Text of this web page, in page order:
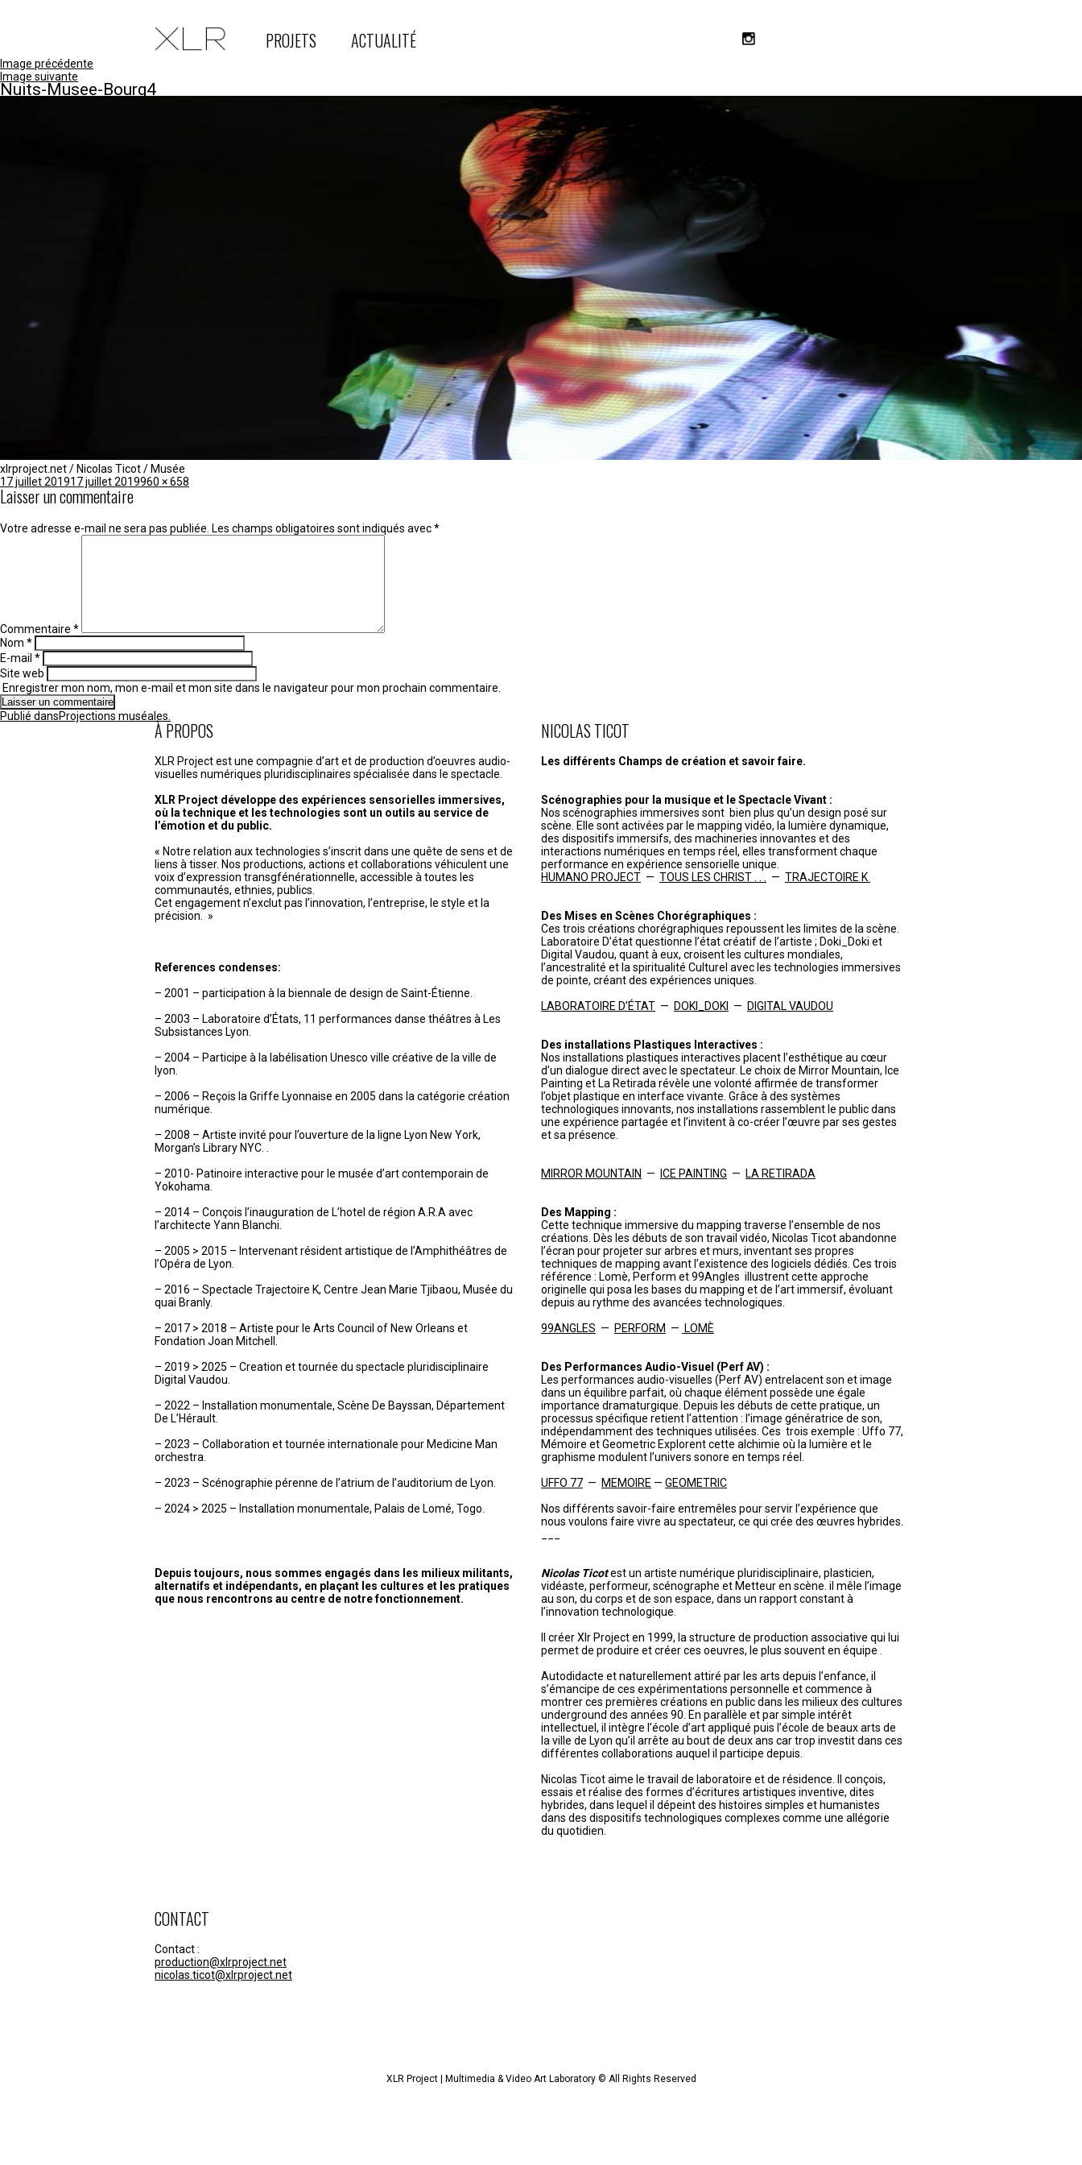
PROJETS ACTUALITÉ
Image précédente
Image suivante
Nuits-Musee-Bourg4
xlrproject.net / Nicolas Ticot / Musée
Publié
le
17 juillet 201917 juillet 2019Taille
960 × 658
Laisser un commentaire
Votre adresse e-mail ne sera pas publiée. Les champs obligatoires sont indiqués avec*
Commentaire *
Nom *
E-mail *
Site web
Enregistrer mon nom, mon e-mail et mon site dans le navigateur pour mon prochain commentaire.
Navigation
de
Publié dansProjections muséales.
À PROPOS
XLR Project est une compagnie d’art et de production d’oeuvres audio-
visuelles numériques pluridisciplinaires spécialisée dans le spectacle.
XLR Project développe des expériences sensorielles immersives,
où la technique et les technologies sont un outils au service de
l’émotion et du public.
« Notre relation aux technologies s’inscrit dans une quête de sens et de
liens à tisser. Nos productions, actions et collaborations véhiculent une
voix d’expression transgfénérationnelle, accessible à toutes les
communautés, ethnies, publics.
Cet engagement n’exclut pas l’innovation, l’entreprise, le style et la
précision. »
References condenses:
– 2001 – participation à la biennale de design de Saint-Étienne.
– 2003 – Laboratoire d’États, 11 performances danse théâtres à Les
Subsistances Lyon.
– 2004 – Participe à la labélisation Unesco ville créative de la ville de
lyon.
– 2006 – Reçois la Griffe Lyonnaise en 2005 dans la catégorie création
numérique.
– 2008 – Artiste invité pour l’ouverture de la ligne Lyon New York,
Morgan’s Library NYC. .
– 2010- Patinoire interactive pour le musée d’art contemporain de
Yokohama.
– 2014 – Conçois l’inauguration de L’hotel de région A.R.A avec
l’architecte Yann Blanchi.
– 2005 > 2015 – Intervenant résident artistique de l’Amphithéâtres de
l’Opéra de Lyon.
– 2016 – Spectacle Trajectoire K, Centre Jean Marie Tjibaou, Musée du
quai Branly.
– 2017 > 2018 – Artiste pour le Arts Council of New Orleans et
Fondation Joan Mitchell.
– 2019 > 2025 – Creation et tournée du spectacle pluridisciplinaire
Digital Vaudou.
– 2022 – Installation monumentale, Scène De Bayssan, Département
De L’Hérault.
– 2023 – Collaboration et tournée internationale pour Medicine Man
orchestra.
– 2023 – Scénographie pérenne de l’atrium de l’auditorium de Lyon.
– 2024 > 2025 – Installation monumentale, Palais de Lomé, Togo.
Depuis toujours, nous sommes engagés dans les milieux militants,
alternatifs et indépendants, en plaçant les cultures et les pratiques
que nous rencontrons au centre de notre fonctionnement.
NICOLAS TICOT
Les différents Champs de création et savoir faire.
Scénographies pour la musique et le Spectacle Vivant :
Nos scénographies immersives sont bien plus qu’un design posé sur
scène. Elle sont activées par le mapping vidéo, la lumière dynamique,
des dispositifs immersifs, des machineries innovantes et des
interactions numériques en temps réel, elles transforment chaque
performance en expérience sensorielle unique.
HUMANO PROJECT — TOUS LES CHRIST . . . — TRAJECTOIRE K
Des Mises en Scènes Chorégraphiques :
Ces trois créations chorégraphiques repoussent les limites de la scène.
Laboratoire D’état questionne l’état créatif de l’artiste ; Doki_Doki et
Digital Vaudou, quant à eux, croisent les cultures mondiales,
l’ancestralité et la spiritualité Culturel avec les technologies immersives
de pointe, créant des expériences uniques.
LABORATOIRE D’ÉTAT — DOKI_DOKI — DIGITAL VAUDOU
Des installations Plastiques Interactives :
Nos installations plastiques interactives placent l’esthétique au cœur
d’un dialogue direct avec le spectateur. Le choix de Mirror Mountain, Ice
Painting et La Retirada révèle une volonté affirmée de transformer
l’objet plastique en interface vivante. Grâce à des systèmes
technologiques innovants, nos installations rassemblent le public dans
une expérience partagée et l’invitent à co-créer l’œuvre par ses gestes
et sa présence.
MIRROR MOUNTAIN — ICE PAINTING — LA RETIRADA
Des Mapping :
Cette technique immersive du mapping traverse l’ensemble de nos
créations. Dès les débuts de son travail vidéo, Nicolas Ticot abandonne
l’écran pour projeter sur arbres et murs, inventant ses propres
techniques de mapping avant l’existence des logiciels dédiés. Ces trois
référence : Lomè, Perform et 99Angles illustrent cette approche
originelle qui posa les bases du mapping et de l’art immersif, évoluant
depuis au rythme des avancées technologiques.
99ANGLES — PERFORM — LOMÈ
Des Performances Audio-Visuel (Perf AV) :
Les performances audio-visuelles (Perf AV) entrelacent son et image
dans un équilibre parfait, où chaque élément possède une égale
importance dramaturgique. Depuis les débuts de cette pratique, un
processus spécifique retient l’attention : l’image génératrice de son,
indépendamment des techniques utilisées. Ces trois exemple : Uffo 77,
Mémoire et Geometric Explorent cette alchimie où la lumière et le
graphisme modulent l’univers sonore en temps réel.
UFFO 77 — MEMOIRE — GEOMETRIC
Nos différents savoir-faire entremêles pour servir l’expérience que
nous voulons faire vivre au spectateur, ce qui crée des œuvres hybrides.
Nicolas Ticotest un artiste numérique pluridisciplinaire, plasticien,
vidéaste, performeur, scénographe et Metteur en scène. il mêle l’image
au son, du corps et de son espace, dans un rapport constant à
l’innovation technologique.
Il créer Xlr Project en 1999, la structure de production associative qui lui
permet de produire et créer ces oeuvres, le plus souvent en équipe .
Autodidacte et naturellement attiré par les arts depuis l’enfance, il
s’émancipe de ces expérimentations personnelle et commence à
montrer ces premières créations en public dans les milieux des cultures
underground des années 90. En parallèle et par simple intérêt
intellectuel, il intègre l’école d’art appliqué puis l’école de beaux arts de
la ville de Lyon qu’il arrête au bout de deux ans car trop investit dans ces
différentes collaborations auquel il participe depuis.
Nicolas Ticot aime le travail de laboratoire et de résidence. Il conçois,
essais et réalise des formes d’écritures artistiques inventive, dites
hybrides, dans lequel il dépeint des histoires simples et humanistes
dans des dispositifs technologiques complexes comme une allégorie
du quotidien.
CONTACT
Contact :
production@xlrproject.net
nicolas.ticot@xlrproject.net
XLR Project | Multimedia & Video Art Laboratory © All Rights Reserved